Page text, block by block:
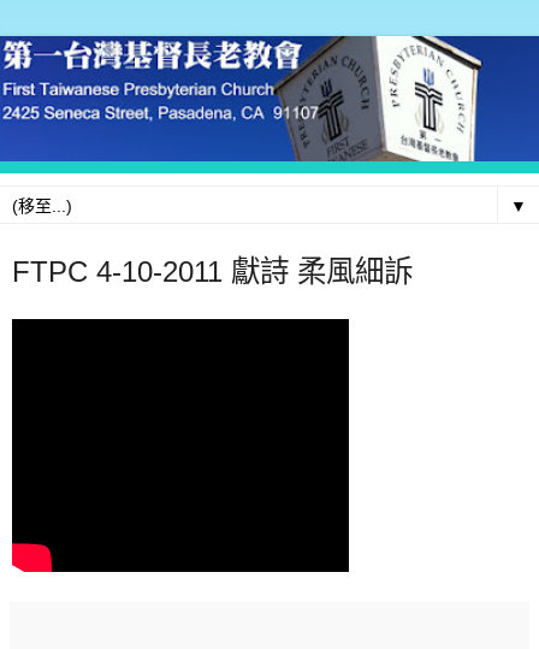
▼
FTPC 4-10-2011 獻詩 柔風細訴